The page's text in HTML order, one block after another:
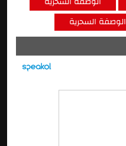
الوصفة السحرية